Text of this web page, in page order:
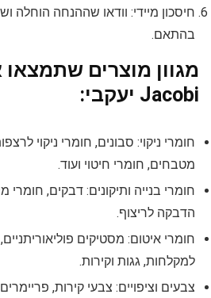
חיסכון מיידי: וודאו שההנחה הוחלה
בהתאם.
מגוון מוצרים שתמצאו
Jacobi יעקבי:
חומרי ניקוי: סבונים, חומרי ניקוי
מטבחים, חומרי חיטוי ועוד.
חומרי בנייה ותיקונים: דבקים, חומרי
הדבקה לריצוף.
חומרי איטום: מסטיקים
למקלחות, גגות וקירות.
צבעים וציפויים: צבעי קירות,